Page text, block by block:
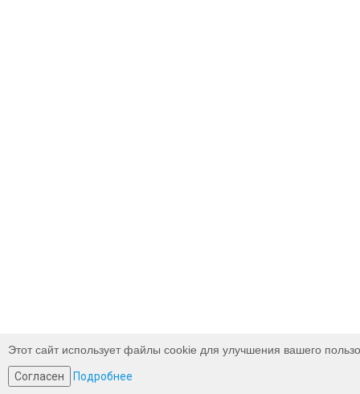
Этот сайт использует файлы cookie для улучшения вашего
Согласен Подробнее